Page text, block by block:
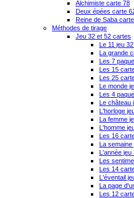
Alchimiste carte 78
Deux épées carte
Reine de Saba
Méthodes de tirage
Jeu 32 et 52 cartes
Le 11 jeu
La grande
Les 7
Les 15
Les 25
Le monde
Les 4
Le château
L'horloge
La femme
L'homme
Les 16
La semaine
L'année jeu
Les
Les 14
L'éventail
La page
Les 12